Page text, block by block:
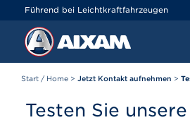
Führend bei Leichtkraftfahrzeugen
Start / Home > Jetzt Kontakt aufnehmen >
Testen Sie
Cookie-Einstellungen